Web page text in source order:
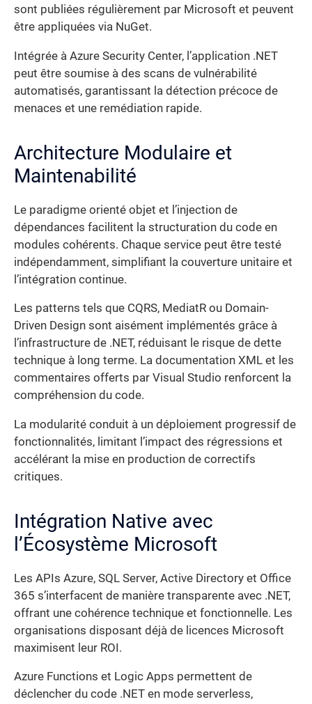
sont publiées régulièrement par Microsoft et peuvent
être appliquées via NuGet.
Intégrée à Azure Security Center, l’application .NET
peut être soumise à des scans de vulnérabilité
automatisés, garantissant la détection précoce de
menaces et une remédiation rapide.
Architecture Modulaire et
Maintenabilité
Le paradigme orienté objet et l’injection de
dépendances facilitent la structuration du code en
modules cohérents. Chaque service peut être testé
indépendamment, simplifiant la couverture unitaire et
l’intégration continue.
Les patterns tels que CQRS, MediatR ou Domain-
Driven Design sont aisément implémentés grâce à
l’infrastructure de .NET, réduisant le risque de dette
technique à long terme. La documentation XML et les
commentaires offerts par Visual Studio renforcent la
compréhension du code.
La modularité conduit à un déploiement progressif de
fonctionnalités, limitant l’impact des régressions et
accélérant la mise en production de correctifs
critiques.
Intégration Native avec
l’Écosystème Microsoft
Les APIs Azure, SQL Server, Active Directory et Office
365 s’interfacent de manière transparente avec .NET,
offrant une cohérence technique et fonctionnelle. Les
organisations disposant déjà de licences Microsoft
maximisent leur ROI.
Azure Functions et Logic Apps permettent de
déclencher du code .NET en mode serverless,